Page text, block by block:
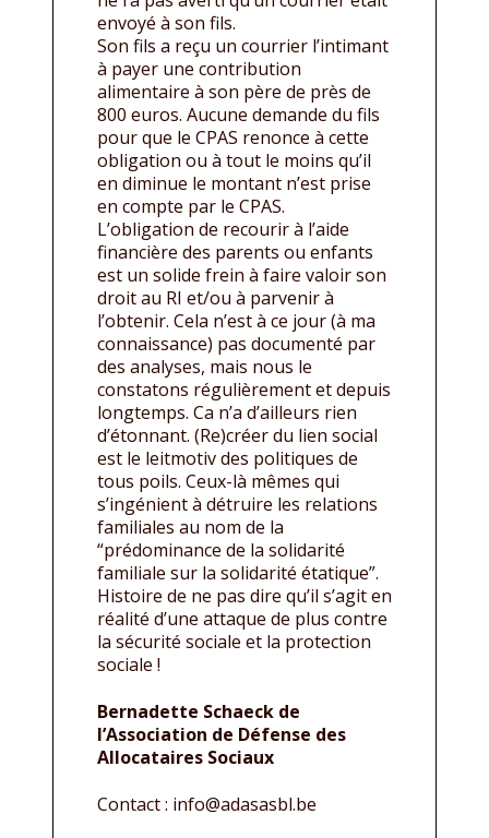
envoyé à son fils.
Son fils a reçu un courrier l’intimant
à payer une contribution
alimentaire à son père de près de
800 euros. Aucune demande du fils
pour que le CPAS renonce à cette
obligation ou à tout le moins qu’il
en diminue le montant n’est prise
en compte par le CPAS.
L’obligation de recourir à l’aide
financière des parents ou enfants
est un solide frein à faire valoir son
droit au RI et/ou à parvenir à
l’obtenir. Cela n’est à ce jour (à ma
connaissance) pas documenté par
des analyses, mais nous le
constatons régulièrement et depuis
longtemps. Ca n’a d’ailleurs rien
d’étonnant. (Re)créer du lien social
est le leitmotiv des politiques de
tous poils. Ceux-là mêmes qui
s’ingénient à détruire les relations
familiales au nom de la
“prédominance de la solidarité
familiale sur la solidarité étatique”.
Histoire de ne pas dire qu’il s’agit en
réalité d’une attaque de plus contre
la sécurité sociale et la protection
sociale !
Bernadette Schaeck de
l’Association de Défense des
Allocataires Sociaux
Contact : info@adasasbl.be